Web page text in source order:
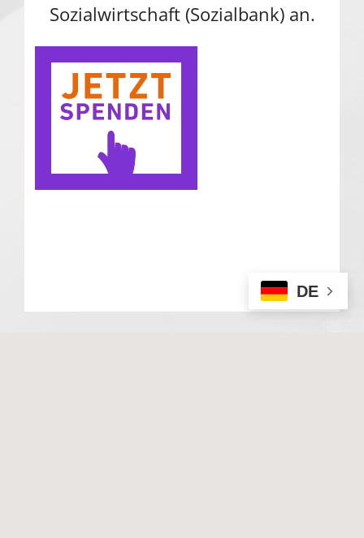
Sozialwirtschaft (Sozialbank) an.
DE